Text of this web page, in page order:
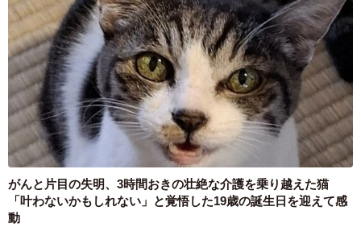
がんと片目の失明、3時間おきの壮絶な介護を乗り越えた猫
「叶わないかもしれない」と覚悟した19歳の誕生日を迎えて感
動